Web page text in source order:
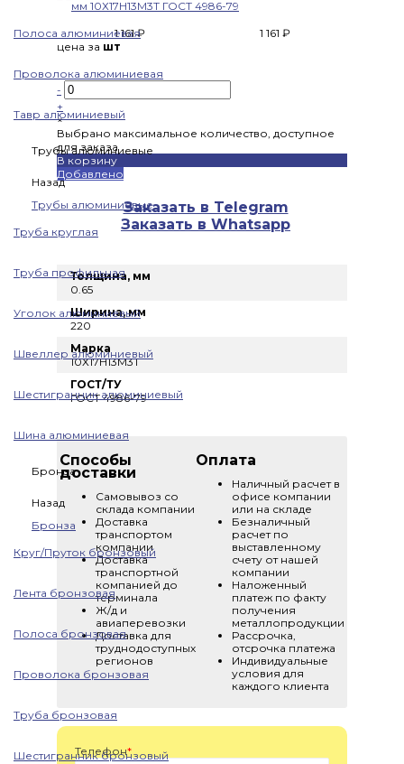
Полоса алюминиевая
Проволока алюминиевая
Тавр алюминиевый
Трубы алюминиевые
Назад
Трубы алюминиевые
Труба круглая
Труба профильная
Уголок алюминиевый
Швеллер алюминиевый
Шестигранник алюминиевый
Шина алюминиевая
Бронза
Назад
Бронза
Круг/Пруток бронзовый
Лента бронзовая
Полоса бронзовая
Проволока бронзовая
Труба бронзовая
Шестигранник бронзовый
1 161 ₽
1 161 ₽
цена за шт
-
+
×
Выбрано максимальное количество, доступное
для заказа
В корзину
Добавлено
Заказать в Telegram
Заказать в Whatsapp
Толщина, мм
0.65
Ширина, мм
220
Марка
10Х17Н13М3Т
ГОСТ/ТУ
ГОСТ 4986-79
Способы
доставки
Самовывоз со
склада компании
Доставка
транспортом
компании
Доставка
транспортной
компанией до
терминала
Ж/д и
авиаперевозки
Доставка для
труднодоступных
регионов
Оплата
Наличный расчет в
офисе компании
или на складе
Безналичный
расчет по
выставленному
счету от нашей
компании
Наложенный
платеж по факту
получения
металлопродукции
Рассрочка,
отсрочка платежа
Индивидуальные
условия для
каждого клиента
Телефон*